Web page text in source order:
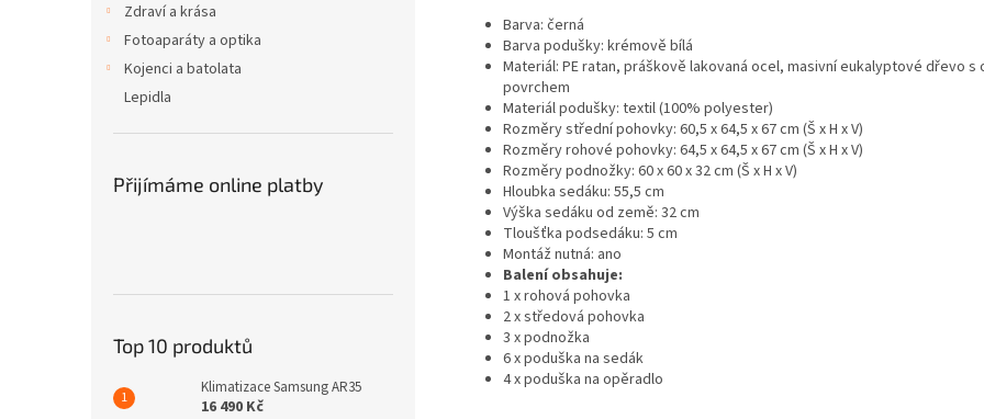
Zdraví a krása
Fotoaparáty a optika
Kojenci a batolata
Lepidla
Přijímáme online platby
Top 10 produktů
Klimatizace Samsung AR35
16 490 Kč
Barva: černá
Barva podušky: krémově bílá
Materiál: PE ratan, práškově lakovaná ocel, masivní eukalyptové dřevo s
povrchem
Materiál podušky: textil (100% polyester)
Rozměry střední pohovky: 60,5 x 64,5 x 67 cm (Š x H x V)
Rozměry rohové pohovky: 64,5 x 64,5 x 67 cm (Š x H x V)
Rozměry podnožky: 60 x 60 x 32 cm (Š x H x V)
Hloubka sedáku: 55,5 cm
Výška sedáku od země: 32 cm
Tloušťka podsedáku: 5 cm
Montáž nutná: ano
Balení obsahuje:
1 x rohová pohovka
2 x středová pohovka
3 x podnožka
6 x poduška na sedák
4 x poduška na opěradlo